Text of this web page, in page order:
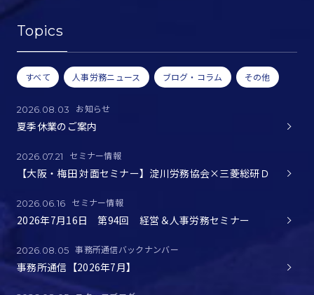
Topics
すべて 人事労務ニュース ブログ・コラム その他
2026.08.03 お知らせ
夏季休業のご案内
2026.07.21 セミナー情報
【大阪・梅田 対面セミナー】淀川労務協会×三菱総研Ｄ
2026.06.16 セミナー情報
2026年7月16日 第94回 経営＆人事労務セミナー
2026.08.05 事務所通信バックナンバー
事務所通信【2026年7月】